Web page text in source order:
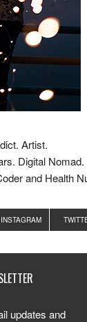
Artist.
Digital Nomad.
and Health
INSTAGRAM
updates and